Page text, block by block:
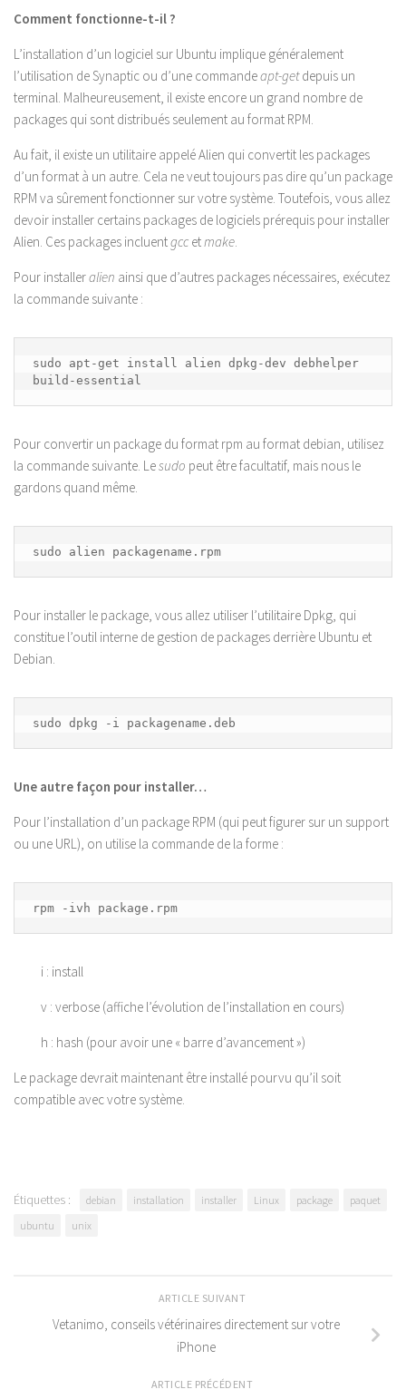
Comment fonctionne-t-il ?
L’installation d’un logiciel sur Ubuntu implique généralement
l’utilisation de Synaptic ou d’une commandeapt-getdepuis un
terminal. Malheureusement, il existe encore un grand nombre de
packages qui sont distribués seulement au format RPM.
Au fait, il existe un utilitaire appelé Alien qui convertit les packages
d’un format à un autre. Cela ne veut toujours pas dire qu’un package
RPM va sûrement fonctionner sur votre système. Toutefois, vous allez
devoir installer certains packages de logiciels prérequis pour installer
Alien. Ces packages incluentgcc et make
Pour installeralien ainsi que d’autres packages nécessaires, exécutez
la commande suivante :
sudo apt-get install alien dpkg-dev debhelper
build-essential
Pour convertir un package du format rpm au format debian, utilisez
la commande suivante. Lesudo peut être facultatif, mais nous le
gardons quand même.
sudo alien packagename.rpm
Pour installer le package, vous allez utiliser l’utilitaire Dpkg, qui
constitue l’outil interne de gestion de packages derrière Ubuntu et
Debian.
sudo dpkg -i packagename.deb
Une autre façon pour installer…
Pour l’installation d’un package RPM (qui peut figurer sur un support
ou une URL), on utilise la commande de la forme :
rpm -ivh package.rpm
i : install
v : verbose (affiche l’évolution de l’installation en cours)
h : hash (pour avoir une « barre d’avancement »)
Le package devrait maintenant être installé pourvu qu’il soit
compatible avec votre système.
Étiquettes : debian installation installer Linux package
paquet
ubuntu
unix
ARTICLE SUIVANT
Vetanimo, conseils vétérinaires directement sur votre
iPhone
ARTICLE PRÉCÉDENT